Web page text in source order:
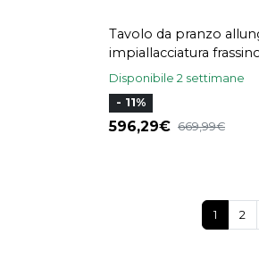
Tavolo da pranzo
impiallacciatura
legno massello di
180 cm BOLLY
Disponibile 2 settimane
- 11%
596,29 669,99
1 2